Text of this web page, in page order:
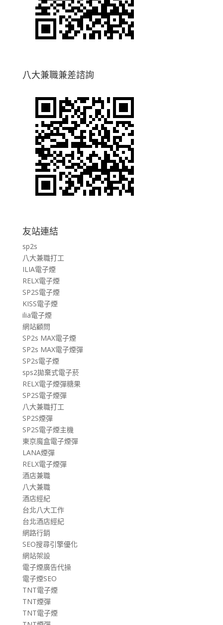
八大兼職兼差諮詢
友站連結
sp2s
八大兼職打工
ILIA電子煙
RELX電子煙
SP2S電子煙
KISS電子煙
ilia電子煙
網站顧問
SP2s MAX電子煙
SP2s MAX電子煙彈
SP2s電子煙
sps2拋棄式電子菸
RELX電子煙彈糖果
SP2S電子煙彈
八大兼職打工
SP2S煙彈
SP2S電子煙主機
東京魔盒電子煙彈
LANA煙彈
RELX電子煙彈
酒店兼職
八大兼職
酒店經紀
台北八大工作
台北酒店經紀
網路行銷
SEO搜尋引擎優化
網站架設
電子煙廣告代操
電子煙SEO
TNT電子煙
TNT煙彈
TNT電子煙